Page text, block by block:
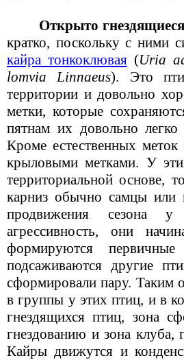
Открыто
кратко, поскольку с ними
кайра тонкоклювая(Uria
lomvia Linnaeus). Это
территории и довольно
метки, которые
пятнам их довольно легко
Кроме естественных
крыловыми метками. У
территориальной основе,
карниз обычно самцы или
продвижения сезона у
агрессивность, они
формируются
подсаживаются другие
сформировали пару. Таким
в группы у этих птиц, и в
гнездящихся птиц, зона
гнездованию и зона
Кайры движутся и